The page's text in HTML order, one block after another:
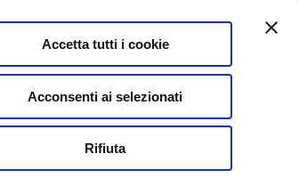
Accetta tutti i cookie
Acconsenti ai selezionati
Rifiuta